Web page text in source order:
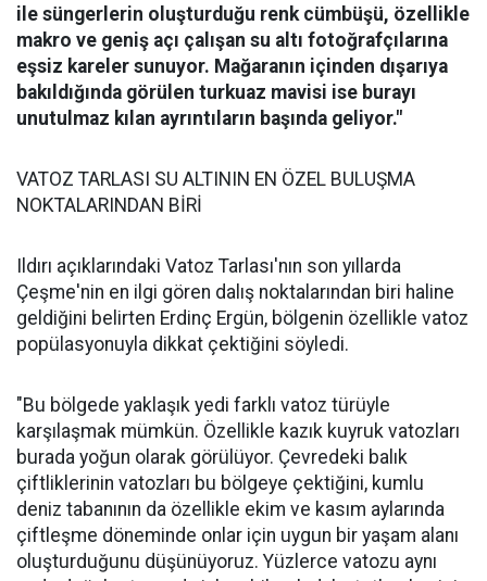
ile süngerlerin oluşturduğu renk cümbüşü, özellikle
makro ve geniş açı çalışan su altı fotoğrafçılarına
eşsiz kareler sunuyor. Mağaranın içinden dışarıya
bakıldığında görülen turkuaz mavisi ise burayı
unutulmaz kılan ayrıntıların başında geliyor."
VATOZ TARLASI SU ALTININ EN ÖZEL BULUŞMA
NOKTALARINDAN BİRİ
Ildırı açıklarındaki Vatoz Tarlası'nın son yıllarda
Çeşme'nin en ilgi gören dalış noktalarından biri haline
geldiğini belirten Erdinç Ergün, bölgenin özellikle vatoz
popülasyonuyla dikkat çektiğini söyledi.
"Bu bölgede yaklaşık yedi farklı vatoz türüyle
karşılaşmak mümkün. Özellikle kazık kuyruk vatozları
burada yoğun olarak görülüyor. Çevredeki balık
çiftliklerinin vatozları bu bölgeye çektiğini, kumlu
deniz tabanının da özellikle ekim ve kasım aylarında
çiftleşme döneminde onlar için uygun bir yaşam alanı
oluşturduğunu düşünüyoruz. Yüzlerce vatozu aynı